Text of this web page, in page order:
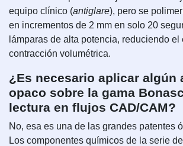
equipo clínico (antiglare), pero se
en incrementos de 2 mm en solo 20
lámparas de alta potencia, reduciendo el
contracción volumétrica.
¿Es necesario aplicar algún
opaco sobre la gama
lectura en flujos CAD/CAM?
No, esa es una de las grandes patentes
Los componentes químicos de la serie